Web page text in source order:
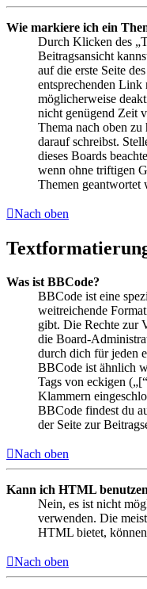
Wie markiere ich ein
Durch Klicken des
Beitragsansicht
auf die erste Seite
entsprechenden Link
möglicherweise
nicht genügend Zeit
Thema nach oben
darauf schreibst.
dieses Boards
wenn ohne triftigen
Themen geantwortet
Nach oben
Was ist BBCode?
BBCode ist eine
weitreichende
gibt. Die Rechte zur
die Board-
durch dich für jeden
BBCode ist ähnlich
Tags von eckigen
Klammern
BBCode findest du
der Seite zur
Nach oben
Kann ich HTML
Nein, es ist nicht
verwenden. Die
HTML bietet,
Nach oben